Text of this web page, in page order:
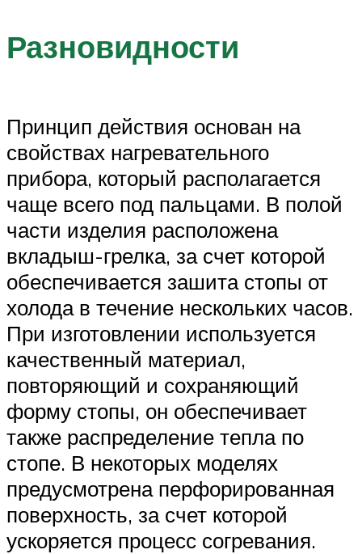
Разновидности
Принцип действия основан на
свойствах нагревательного
прибора, который располагается
чаще всего под пальцами. В полой
части изделия расположена
вкладыш-грелка, за счет которой
обеспечивается зашита стопы от
холода в течение нескольких часов.
При изготовлении используется
качественный материал,
повторяющий и сохраняющий
форму стопы, он обеспечивает
также распределение тепла по
стопе. В некоторых моделях
предусмотрена перфорированная
поверхность, за счет которой
ускоряется процесс согревания.